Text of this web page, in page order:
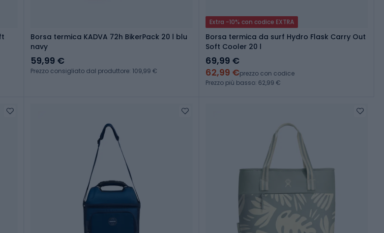
Borsa termica KADVA 72h BikerPack 20 l blu
navy
59,99 €
Prezzo consigliato dal produttore: 109,99 €
Extra -10% con codice EXTRA
Borsa termica da surf Hydro Flask Carry Out
Soft Cooler 20 l
69,99 €
62,99 €prezzo con codice
Prezzo più basso: 62,99 €